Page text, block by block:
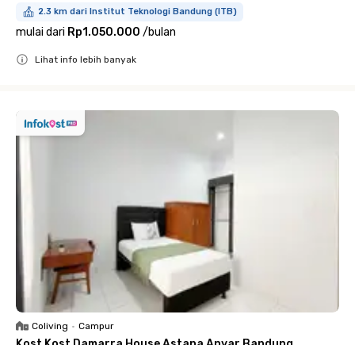
2.3 km dari Institut Teknologi Bandung (ITB)
mulai dari Rp1.050.000 /bulan
Lihat info lebih banyak
Coliving • Campur